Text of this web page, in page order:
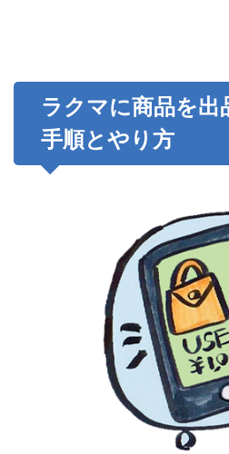
ラクマに商品を出
手順とやり方